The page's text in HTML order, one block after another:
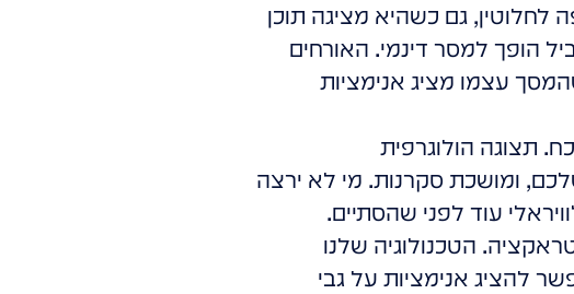
לחלוטין, גם כשהיא מציגה תוכן
הופך למסר דינמי. האורחים
עצמו מציג אנימציות
תצוגה הולוגרפית
ומושכת סקרנות. מי לא ירצה
עוד לפני שהסתיים.
הטכנולוגיה שלנו
להציג אנימציות על גבי